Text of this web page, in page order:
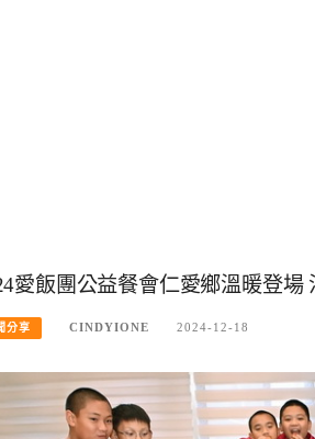
愛飯團公益餐會仁愛鄉溫暖登
分享 CINDYIONE 2024-12-18